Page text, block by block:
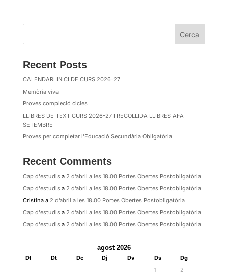
Cerca
Recent Posts
CALENDARI INICI DE CURS 2026-27
Memòria viva
Proves compleció cicles
LLIBRES DE TEXT CURS 2026-27 I RECOLLIDA LLIBRES AFA
SETEMBRE
Proves per completar l’Educació Secundària Obligatòria
Recent Comments
Cap d'estudisa 2 d’abril a les 18:00 Portes Obertes Postobligatòria
Cap d'estudisa 2 d’abril a les 18:00 Portes Obertes Postobligatòria
Cristinaa 2 d’abril a les 18:00 Portes Obertes Postobligatòria
Cap d'estudisa 2 d’abril a les 18:00 Portes Obertes Postobligatòria
Cap d'estudisa 2 d’abril a les 18:00 Portes Obertes Postobligatòria
agost 2026
Dl Dt Dc Dj Dv Ds
Dg
1
2